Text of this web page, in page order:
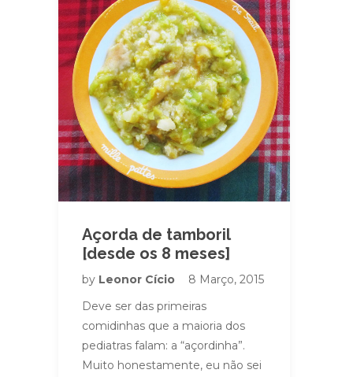
Açorda de tamboril
[desde os 8 meses]
by Leonor Cício
8 Março, 2015
Deve ser das primeiras
comidinhas que a maioria dos
pediatras falam: a “açordinha”.
Muito honestamente, eu não sei